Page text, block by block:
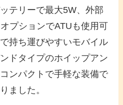
テリーで最大5W、外部
プションでATUも使用可
持ち運びやすいモバイル
ドタイプのホイップアン
ンパクトで手軽な装備で
ました。